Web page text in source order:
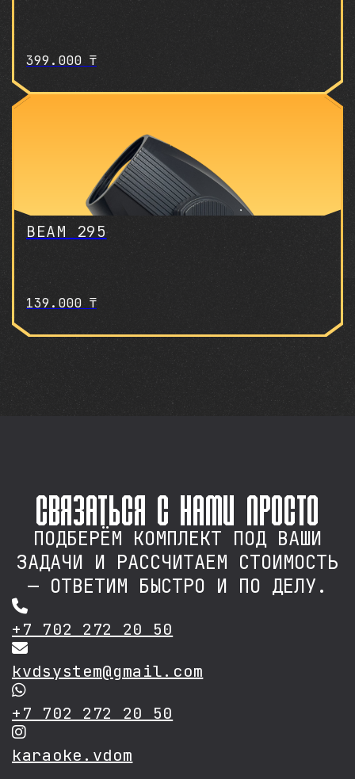
399.000 ₸
BEAM 295
139.000 ₸
связаться с нами просто
ПОДБЕРЁМ КОМПЛЕКТ ПОД ВАШИ
ЗАДАЧИ И РАССЧИТАЕМ СТОИМОСТЬ
— ОТВЕТИМ БЫСТРО И ПО ДЕЛУ.
+7 702 272 20 50
kvdsystem@gmail.com
+7 702 272 20 50
karaoke.vdom